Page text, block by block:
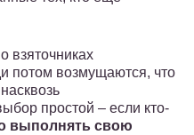
взяточниках
потом возмущаются, что
простой – если кто-
выполнять свою